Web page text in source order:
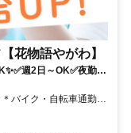
花物語やがわ】
週2日～OK✅夜勤な